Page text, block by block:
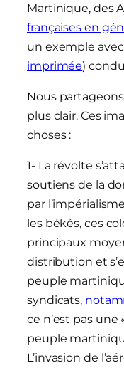
Martinique, des
françaises en
un exemple
imprimée)
Nous
plus clair. Ces
choses :
1- La révolte
soutiens de la
par
les békés, ces
principaux
distribution et
peuple
syndicats,
ce n’est pas une
peuple
L’invasion de